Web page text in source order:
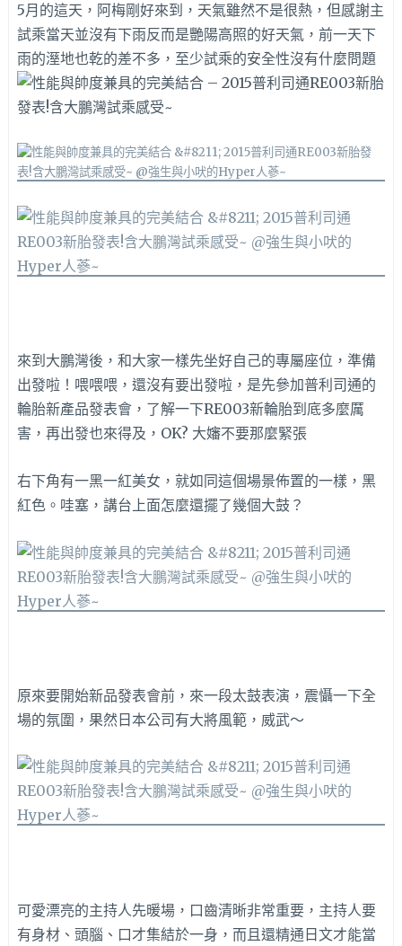
5月的這天，阿梅剛好來到，天氣雖然不是很熱，但感謝主
試乘當天並沒有下雨反而是艷陽高照的好天氣，前一天下
雨的溼地也乾的差不多，至少試乘的安全性沒有什麼問題
來到大鵬灣後，和大家一樣先坐好自己的專屬座位，準備
出發啦！喂喂喂，還沒有要出發啦，是先參加普利司通的
輪胎新產品發表會，了解一下RE003新輪胎到底多麼厲
害，再出發也來得及，OK? 大嬸不要那麼緊張
右下角有一黑一紅美女，就如同這個場景佈置的一樣，黑
紅色。哇塞，講台上面怎麼還擺了幾個大鼓？
原來要開始新品發表會前，來一段太鼓表演，震懾一下全
場的氛圍，果然日本公司有大將風範，威武～
可愛漂亮的主持人先暖場，口齒清晰非常重要，主持人要
有身材、頭腦、口才集結於一身，而且還精通日文才能當